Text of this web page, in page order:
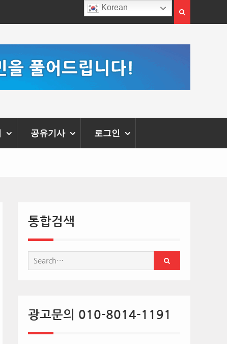
2026년 숙박업·목욕장업·세탁업 공중위생서비스평가 결
과 공표
공유기사 로그인
통합검색
Search
for:
광고문의 010-8014-1191
Korean